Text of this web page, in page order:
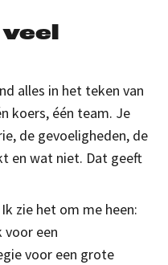
alles in het teken van
koers, één team. Je
de gevoeligheden, de
en wat niet. Dat geeft
zie het om me heen:
voor een
voor een grote